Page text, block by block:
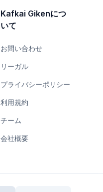
Kafkai Gikenにつ
いて
お問い合わせ
リーガル
プライバシーポリシー
利用規約
チーム
会社概要